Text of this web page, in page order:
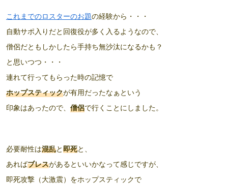
これまでのロスターのお題の経験から・・・
自動サポ入りだと回復役が多く入るようなので、
僧侶だともしかしたら手持ち無沙汰になるかも？
と思いつつ・・・
連れて行ってもらった時の記憶で
ホップスティックが有用だったなぁという
印象はあったので、 僧侶で行くことにしました。
必要耐性は混乱と即死と、
あればブレスがあるといいかなって感じですが、
即死攻撃（大激震）をホップスティックで